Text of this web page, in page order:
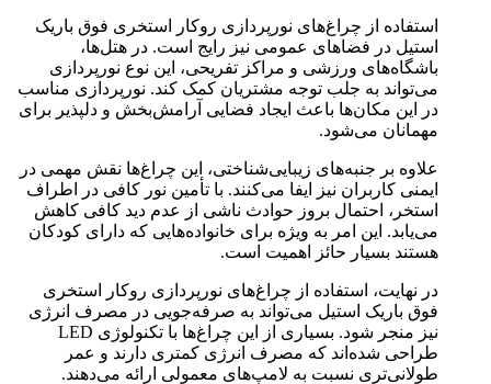
استفاده از چراغ‌های نورپردازی روکار استخری فوق باریک
استیل در فضاهای عمومی نیز رایج است. در هتل‌ها،
باشگاه‌های ورزشی و مراکز تفریحی، این نوع نورپردازی
می‌تواند به جلب توجه مشتریان کمک کند. نورپردازی مناسب
در این مکان‌ها باعث ایجاد فضایی آرامش‌بخش و دلپذیر برای
مهمانان می‌شود.
علاوه بر جنبه‌های زیبایی‌شناختی، این چراغ‌ها نقش مهمی در
ایمنی کاربران نیز ایفا می‌کنند. با تأمین نور کافی در اطراف
استخر، احتمال بروز حوادث ناشی از عدم دید کافی کاهش
می‌یابد. این امر به ویژه برای خانواده‌هایی که دارای کودکان
هستند بسیار حائز اهمیت است.
در نهایت، استفاده از چراغ‌های نورپردازی روکار استخری
فوق باریک استیل می‌تواند به صرفه‌جویی در مصرف انرژی
نیز منجر شود. بسیاری از این چراغ‌ها با تکنولوژی LED
طراحی شده‌اند که مصرف انرژی کمتری دارند و عمر
طولانی‌تری نسبت به لامپ‌های معمولی ارائه می‌دهند.